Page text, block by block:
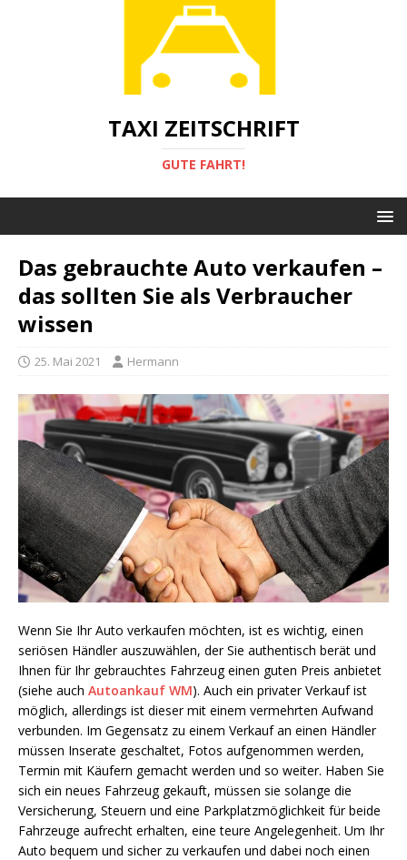
TAXI ZEITSCHRIFT
GUTE FAHRT!
Das gebrauchte Auto verkaufen –
das sollten Sie als Verbraucher
wissen
25. Mai 2021 Hermann
Wenn Sie Ihr Auto verkaufen möchten, ist es wichtig, einen
seriösen Händler auszuwählen, der Sie authentisch berät und
Ihnen für Ihr gebrauchtes Fahrzeug einen guten Preis anbietet
(siehe auch Autoankauf WM). Auch ein privater Verkauf ist
möglich, allerdings ist dieser mit einem vermehrten Aufwand
verbunden. Im Gegensatz zu einem Verkauf an einen Händler
müssen Inserate geschaltet, Fotos aufgenommen werden,
Termin mit Käufern gemacht werden und so weiter. Haben Sie
sich ein neues Fahrzeug gekauft, müssen sie solange die
Versicherung, Steuern und eine Parkplatzmöglichkeit für beide
Fahrzeuge aufrecht erhalten, eine teure Angelegenheit. Um Ihr
Auto bequem und sicher zu verkaufen und dabei noch einen